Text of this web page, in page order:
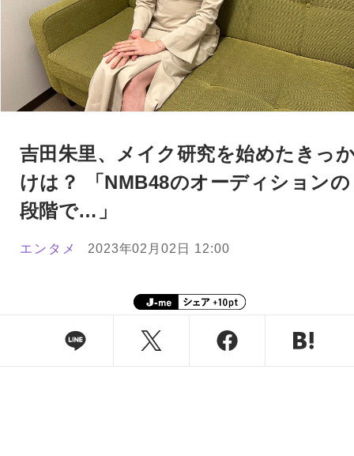
吉田朱里、メイク研究を始めたきっ
けは？ 「NMB48のオーディションの
段階で…」
エンタメ 2023年02月02日 12:00